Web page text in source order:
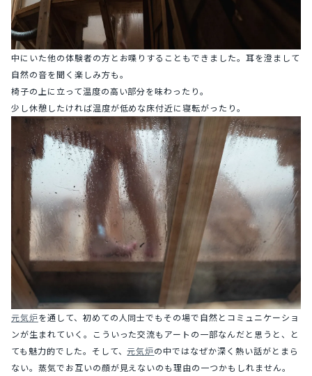
中にいた他の体験者の方とお喋りすることもできました。耳を澄まして
自然の音を聞く楽しみ方も。
椅子の上に立って温度の高い部分を味わったり。
少し休憩したければ温度が低めな床付近に寝転がったり。
元気炉を通して、初めての人同士でもその場で自然とコミュニケーショ
ンが生まれていく。こういった交流もアートの一部なんだと思うと、と
ても魅力的でした。そして、元気炉の中ではなぜか深く熱い話がとまら
ない。蒸気でお互いの顔が見えないのも理由の一つかもしれません。